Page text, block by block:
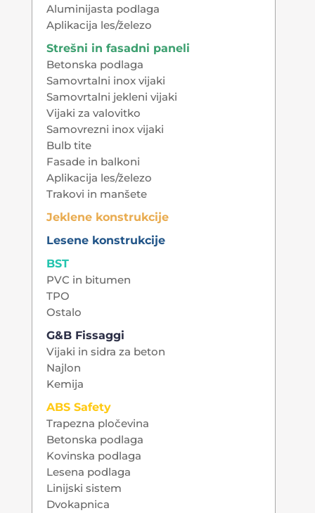
Aluminijasta podlaga
Aplikacija les/železo
Strešni in fasadni paneli
Betonska podlaga
Samovrtalni inox vijaki
Samovrtalni jekleni vijaki
Vijaki za valovitko
Samovrezni inox vijaki
Bulb tite
Fasade in balkoni
Aplikacija les/železo
Trakovi in manšete
Jeklene konstrukcije
Lesene konstrukcije
BST
PVC in bitumen
TPO
Ostalo
G&B Fissaggi
Vijaki in sidra za beton
Najlon
Kemija
ABS Safety
Trapezna pločevina
Betonska podlaga
Kovinska podlaga
Lesena podlaga
Linijski sistem
Dvokapnica